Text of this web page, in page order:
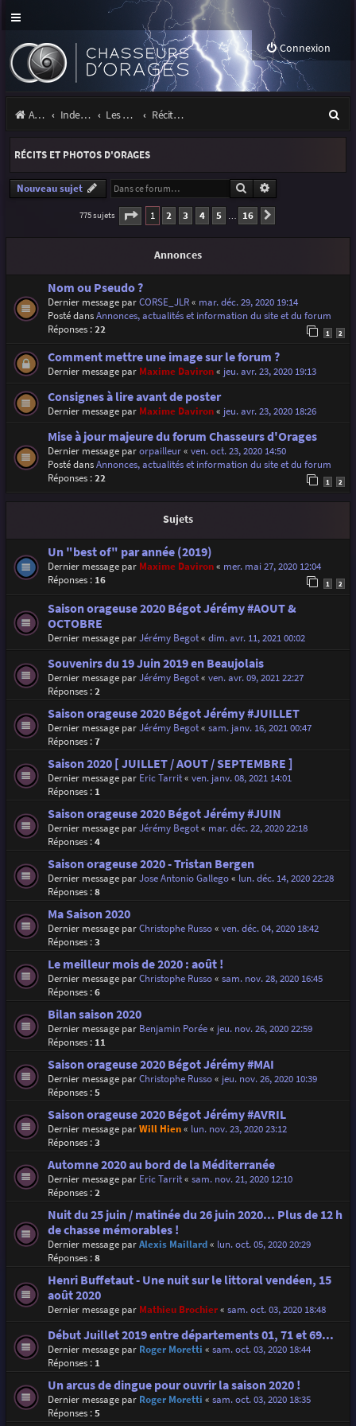
Connexion
Accueil Index du forum Les orages Récits et photos d'orages
e
r
RÉCITS ET PHOTOS D'ORAGES
Nouveau sujet Rechercher
775 sujets Page 1sur 16
1 2 3 4 5 … 16
Annonces
Nom ou Pseudo ?
Dernier message parCORSE_JLR« mar. déc. 29, 2020 19:14
Posté dansAnnonces, actualités et information du site et du forum
Réponses :22 1 2
Comment mettre une image sur le forum ?
Dernier message par Maxime Daviron« jeu. avr. 23, 2020 19:13
Consignes à lire avant de poster
Dernier message par Maxime Daviron« jeu. avr. 23, 2020 18:26
Mise à jour majeure du forum Chasseurs d'Orages
Dernier message parorpailleur« ven. oct. 23, 2020 14:50
Posté dansAnnonces, actualités et information du site et du forum
Réponses :22 1 2
Sujets
Un "best of" par année (2019)
Dernier message par Maxime Daviron« mer. mai 27, 2020 12:04
Réponses : 16 1 2
Saison orageuse 2020 Bégot Jérémy #AOUT &
OCTOBRE
Dernier message parJérémy Begot« dim. avr. 11, 2021 00:02
Souvenirs du 19 Juin 2019 en Beaujolais
Dernier message parJérémy Begot« ven. avr. 09, 2021 22:27
Réponses :2
Saison orageuse 2020 Bégot Jérémy #JUILLET
Dernier message parJérémy Begot« sam. janv. 16, 2021 00:47
Réponses :7
Saison 2020 [ JUILLET / AOUT / SEPTEMBRE ]
Dernier message par Eric Tarrit« ven. janv. 08, 2021 14:01
Réponses : 1
Saison orageuse 2020 Bégot Jérémy #JUIN
Dernier message parJérémy Begot« mar. déc. 22, 2020 22:18
Réponses :4
Saison orageuse 2020 - Tristan Bergen
Dernier message parJose Antonio Gallego« lun. déc. 14, 2020 22:28
Réponses :8
Ma Saison 2020
Dernier message parChristophe Russo« ven. déc. 04, 2020 18:42
Réponses :3
Le meilleur mois de 2020 : août !
Dernier message parChristophe Russo« sam. nov. 28, 2020 16:45
Réponses :6
Bilan saison 2020
Dernier message par Benjamin Porée« jeu. nov. 26, 2020 22:59
Réponses : 11
Saison orageuse 2020 Bégot Jérémy #MAI
Dernier message parChristophe Russo« jeu. nov. 26, 2020 10:39
Réponses :5
Saison orageuse 2020 Bégot Jérémy #AVRIL
Dernier message parWill Hien« lun. nov. 23, 2020 23:12
Réponses :3
Automne 2020 au bord de la Méditerranée
Dernier message par Eric Tarrit« sam. nov. 21, 2020 12:10
Réponses :2
Nuit du 25 juin / matinée du 26 juin 2020... Plus de 12 h
de chasse mémorables !
Dernier message parAlexis Maillard« lun. oct. 05, 2020 20:29
Réponses :8
Henri Buffetaut - Une nuit sur le littoral vendéen, 15
août 2020
Dernier message par Mathieu Brochier« sam. oct. 03, 2020 18:48
Début Juillet 2019 entre départements 01, 71 et 69...
Dernier message par Roger Moretti « sam. oct. 03, 2020 18:44
Réponses : 1
Un arcus de dingue pour ouvrir la saison 2020 !
Dernier message par Roger Moretti « sam. oct. 03, 2020 18:35
Réponses :5